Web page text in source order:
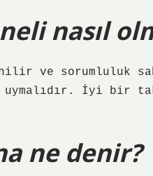
nasıl
ve sorumluluk
İyi bir
ne denir?